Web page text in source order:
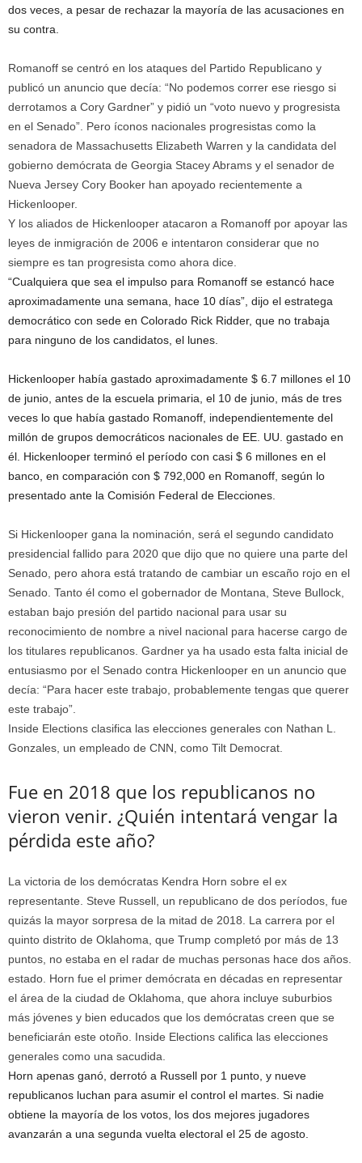
dos veces, a pesar de rechazar la mayoría de las acusaciones en
su contra.
Romanoff se centró en los ataques del Partido Republicano y
publicó un anuncio que decía: “No podemos correr ese riesgo si
derrotamos a Cory Gardner” y pidió un “voto nuevo y progresista
en el Senado”. Pero íconos nacionales progresistas como la
senadora de Massachusetts Elizabeth Warren y la candidata del
gobierno demócrata de Georgia Stacey Abrams y el senador de
Nueva Jersey Cory Booker han apoyado recientemente a
Hickenlooper.
Y los aliados de Hickenlooper atacaron a Romanoff por apoyar las
leyes de inmigración de 2006 e intentaron considerar que no
siempre es tan progresista como ahora dice.
“Cualquiera que sea el impulso para Romanoff se estancó hace
aproximadamente una semana, hace 10 días”, dijo el estratega
democrático con sede en Colorado Rick Ridder, que no trabaja
para ninguno de los candidatos, el lunes.
Hickenlooper había gastado aproximadamente $ 6.7 millones el 10
de junio, antes de la escuela primaria, el 10 de junio, más de tres
veces lo que había gastado Romanoff, independientemente del
millón de grupos democráticos nacionales de EE. UU. gastado en
él. Hickenlooper terminó el período con casi $ 6 millones en el
banco, en comparación con $ 792,000 en Romanoff, según lo
presentado ante la Comisión Federal de Elecciones.
Si Hickenlooper gana la nominación, será el segundo candidato
presidencial fallido para 2020 que dijo que no quiere una parte del
Senado, pero ahora está tratando de cambiar un escaño rojo en el
Senado. Tanto él como el gobernador de Montana, Steve Bullock,
estaban bajo presión del partido nacional para usar su
reconocimiento de nombre a nivel nacional para hacerse cargo de
los titulares republicanos. Gardner ya ha usado esta falta inicial de
entusiasmo por el Senado contra Hickenlooper en un anuncio que
decía: “Para hacer este trabajo, probablemente tengas que querer
este trabajo”.
Inside Elections clasifica las elecciones generales con Nathan L.
Gonzales, un empleado de CNN, como Tilt Democrat.
Fue en 2018 que los republicanos no
vieron venir. ¿Quién intentará vengar la
pérdida este año?
La victoria de los demócratas Kendra Horn sobre el ex
representante. Steve Russell, un republicano de dos períodos, fue
quizás la mayor sorpresa de la mitad de 2018. La carrera por el
quinto distrito de Oklahoma, que Trump completó por más de 13
puntos, no estaba en el radar de muchas personas hace dos años.
estado. Horn fue el primer demócrata en décadas en representar
el área de la ciudad de Oklahoma, que ahora incluye suburbios
más jóvenes y bien educados que los demócratas creen que se
beneficiarán este otoño. Inside Elections califica las elecciones
generales como una sacudida.
Horn apenas ganó, derrotó a Russell por 1 punto, y nueve
republicanos luchan para asumir el control el martes. Si nadie
obtiene la mayoría de los votos, los dos mejores jugadores
avanzarán a una segunda vuelta electoral el 25 de agosto.